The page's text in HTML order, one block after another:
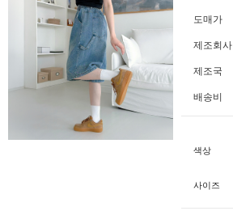
도매가
제조회사
제조국
배송비
색상
사이즈